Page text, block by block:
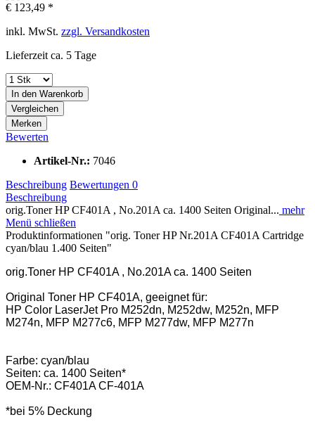
€ 123,49 *
inkl. MwSt. zzgl. Versandkosten
Lieferzeit ca. 5 Tage
In den Warenkorb
Vergleichen
Merken
Bewerten
Artikel-Nr.: 7046
Beschreibung Bewertungen 0
Beschreibung
orig.Toner HP CF401A , No.201A ca. 1400 Seiten Original... mehr
Menü schließen
Produktinformationen "orig. Toner HP Nr.201A CF401A Cartridge
cyan/blau 1.400 Seiten"
orig.Toner HP CF401A , No.201A ca. 1400 Seiten
Original Toner HP CF401A, geeignet für:
HP Color LaserJet Pro M252dn, M252dw, M252n, MFP
M274n, MFP M277c6, MFP M277dw, MFP M277n
Farbe: cyan/blau
Seiten: ca. 1400 Seiten*
OEM-Nr.: CF401A CF-401A
*bei 5% Deckung